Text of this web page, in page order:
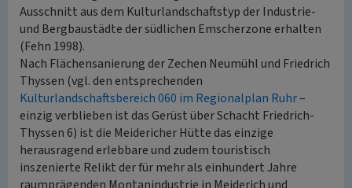
Ausschnitt aus dem Kulturlandschaftstyp der Industrie-
und Bergbaustädte der südlichen Emscherzone erhalten
(Fehn 1998).
Nach Flächensanierung der Zechen Neumühl und Friedrich
Thyssen (vgl. den entsprechenden
Kulturlandschaftsbereich 060 im Regionalplan Ruhr–
einzig verblieben ist das Gerüst über Schacht Friedrich-
Thyssen 6) ist die Meidericher Hütte das einzige
herausragend erlebbare und zudem touristisch
inszenierte Relikt der für mehr als einhundert Jahre